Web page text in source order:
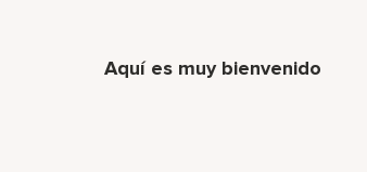
Aquí es muy bienvenido